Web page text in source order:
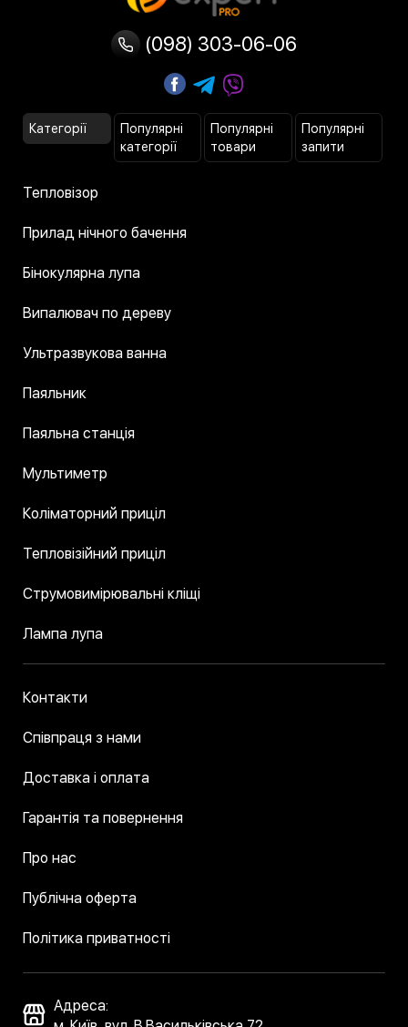
(098) 303-06-06
Категорії
Популярні
категорії
Популярні
товари
Популярні
запити
Тепловізор
Прилад нічного бачення
Бінокулярна лупа
Випалювач по дереву
Ультразвукова ванна
Паяльник
Паяльна станція
Мультиметр
Коліматорний приціл
Тепловізійний приціл
Струмовимірювальні кліщі
Лампа лупа
Контакти
Співпраця з нами
Доставка і оплата
Гарантія та повернення
Про нас
Публічна оферта
Політика приватності
Адреса: